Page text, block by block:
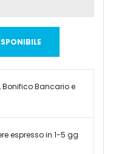
Bancario e
espresso in 1-5 gg